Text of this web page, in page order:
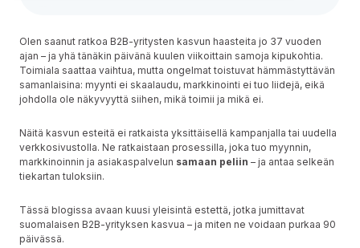
Olen saanut ratkoa B2B-yritysten kasvun haasteita jo 37 vuoden
ajan – ja yhä tänäkin päivänä kuulen viikoittain samoja kipukohtia.
Toimiala saattaa vaihtua, mutta ongelmat toistuvat hämmästyttävän
samanlaisina: myynti ei skaalaudu, markkinointi ei tuo liidejä, eikä
johdolla ole näkyvyyttä siihen, mikä toimii ja mikä ei.
Näitä kasvun esteitä ei ratkaista yksittäisellä kampanjalla tai uudella
verkkosivustolla. Ne ratkaistaan prosessilla, joka tuo myynnin,
markkinoinnin ja asiakaspalvelun samaan peliin – ja antaa selkeän
tiekartan tuloksiin.
Tässä blogissa avaan kuusi yleisintä estettä, jotka jumittavat
suomalaisen B2B-yrityksen kasvua – ja miten ne voidaan purkaa 90
päivässä.